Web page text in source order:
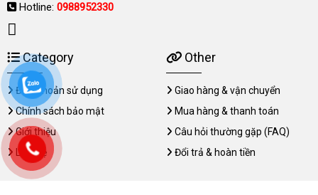
Hotline: 0988952330
Category
Điều khoản sử dụng
Chính sách bảo mật
Giới thiệu
Liên hệ
Other
Giao hàng & vận chuyển
Mua hàng & thanh toán
Câu hỏi thường gặp (FAQ)
Đổi trả & hoàn tiền